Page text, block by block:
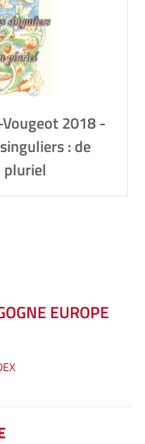
2018 -
: de
pluriel
EUROPE